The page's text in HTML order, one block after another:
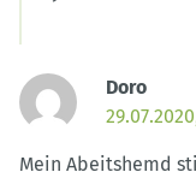
Doro
Mein Abeitshemd